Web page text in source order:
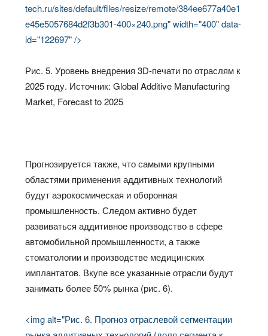
tech.ru/sites/default/files/resize/remote/384ee677a40e1
e45e5057684d2f3b301-400×240.png" width="400" data-
id="122697" />
Рис. 5. Уровень внедрения 3D-печати по отраслям к
2025 году. Источник: Global Additive Manufacturing
Market, Forecast to 2025
Прогнозируется также, что самыми крупными
областями применения аддитивных технологий
будут аэрокосмическая и оборонная
промышленность. Следом активно будет
развиваться аддитивное производство в сфере
автомобильной промышленности, а также
стоматологии и производстве медицинских
имплантатов. Вкупе все указанные отрасли будут
занимать более 50% рынка (рис. 6).
<img alt="Рис. 6. Прогноз отраслевой сегментации